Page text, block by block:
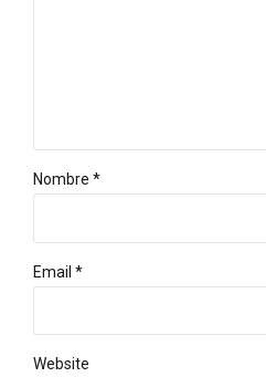
Nombre *
Email *
Website